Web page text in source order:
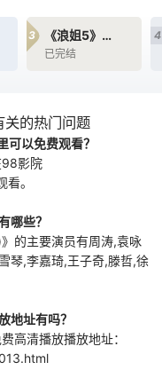
3 《浪姐5》吃瓜汇总
已完结
4
关的热门问题
以免费观看？
98影院
。
哪些？
的主要演员有周涛,袁咏
琴,李嘉琦,王子奇,滕哲,徐
地址有吗？
高清播放播放地址：